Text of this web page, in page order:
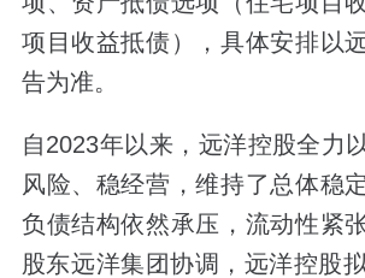
项目收益抵债），具体安排以
告为准。
自2023年以来，远洋控股全力
风险、稳经营，维持了总体稳
负债结构依然承压，流动性紧
股东远洋集团协调，远洋控股